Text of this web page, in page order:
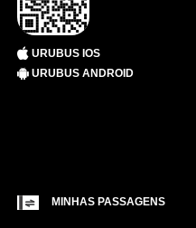
URUBUS IOS
URUBUS ANDROID
MINHAS PASSAGENS